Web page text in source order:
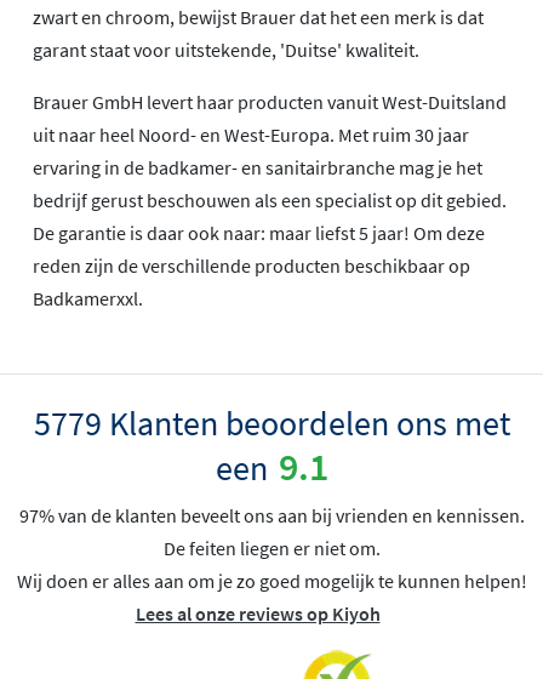
zwart en chroom, bewijst Brauer dat het een merk is dat
garant staat voor uitstekende, 'Duitse' kwaliteit.
Brauer GmbH levert haar producten vanuit West-Duitsland
uit naar heel Noord- en West-Europa. Met ruim 30 jaar
ervaring in de badkamer- en sanitairbranche mag je het
bedrijf gerust beschouwen als een specialist op dit gebied.
De garantie is daar ook naar: maar liefst 5 jaar! Om deze
reden zijn de verschillende producten beschikbaar op
Badkamerxxl.
5779 Klanten beoordelen ons met
een 9.1
97% van de klanten beveelt ons aan bij vrienden en kennissen.
De feiten liegen er niet om.
Wij doen er alles aan om je zo goed mogelijk te kunnen helpen!
Lees al onze reviews op Kiyoh